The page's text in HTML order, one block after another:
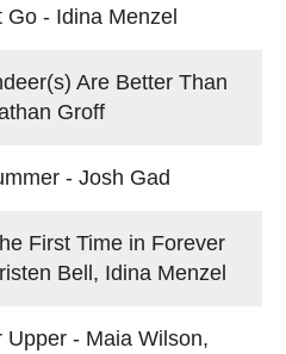
Idina Menzel
Are Better Than
Groff
- Josh Gad
Time in Forever
Bell, Idina Menzel
- Maia Wilson,